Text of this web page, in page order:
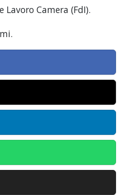
Lavoro Camera (FdI).